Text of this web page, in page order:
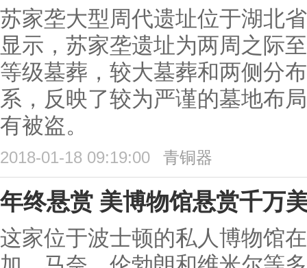
苏家垄大型周代遗址位于湖北
显示，苏家垄遗址为两周之际
等级墓葬，较大墓葬和两侧分
系，反映了较为严谨的墓地布
有被盗。
2018-01-18 09:19:00 青铜器
年终悬赏 美博物馆悬赏千万
这家位于波士顿的私人博物馆